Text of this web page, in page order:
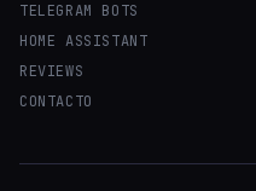
TELEGRAM BOTS
HOME ASSISTANT
REVIEWS
CONTACTO